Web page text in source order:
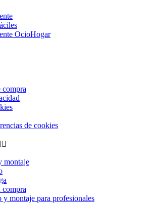
OcioHogar
compra
de cookies

montaje
compra
y montaje para profesionales